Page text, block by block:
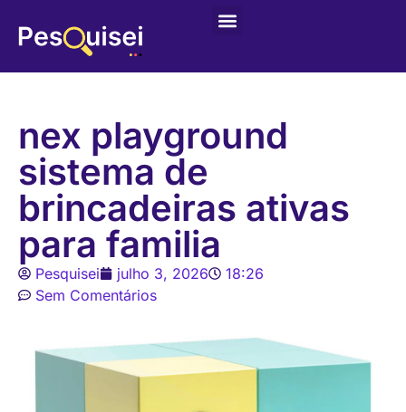
nex playground
sistema de
brincadeiras ativas
para familia
Pesquisei julho 3, 2026
18:26
Sem Comentários